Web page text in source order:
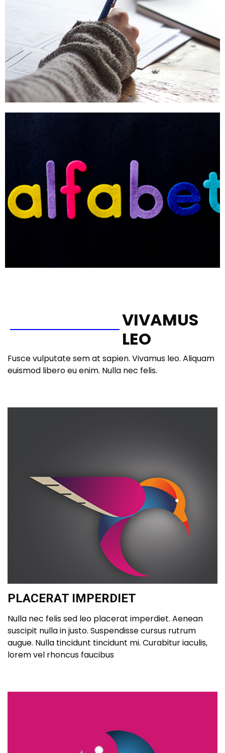
VIVAMUS
LEO
Fusce vulputate sem at sapien. Vivamus leo. Aliquam
euismod libero eu enim. Nulla nec felis.
PLACERAT IMPERDIET
Nulla nec felis sed leo placerat imperdiet. Aenean
suscipit nulla in justo. Suspendisse cursus rutrum
augue. Nulla tincidunt tincidunt mi. Curabitur iaculis,
lorem vel rhoncus faucibus